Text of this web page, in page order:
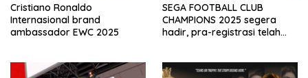
Cristiano Ronaldo
Internasional brand
ambassador EWC 2025
SEGA FOOTBALL CLUB
CHAMPIONS 2025 segera
hadir, pra-registrasi telah